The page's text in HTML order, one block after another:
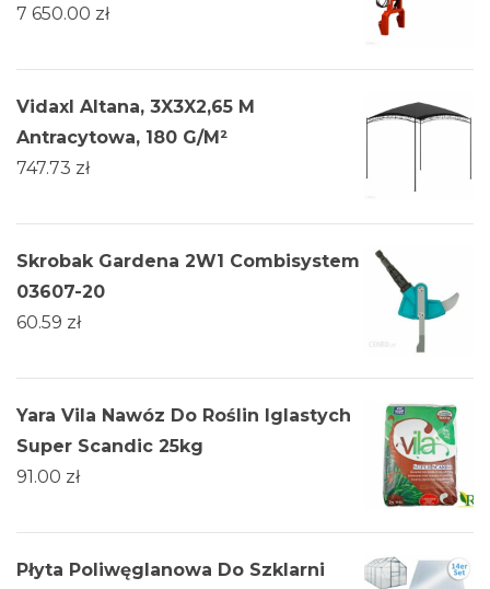
7 650.00 zł
Vidaxl Altana, 3X3X2,65 M
Antracytowa, 180 G/M²
747.73 zł
Skrobak Gardena 2W1 Combisystem
03607-20
60.59 zł
Yara Vila Nawóz Do Roślin Iglastych
Super Scandic 25kg
91.00 zł
Płyta Poliwęglanowa Do Szklarni